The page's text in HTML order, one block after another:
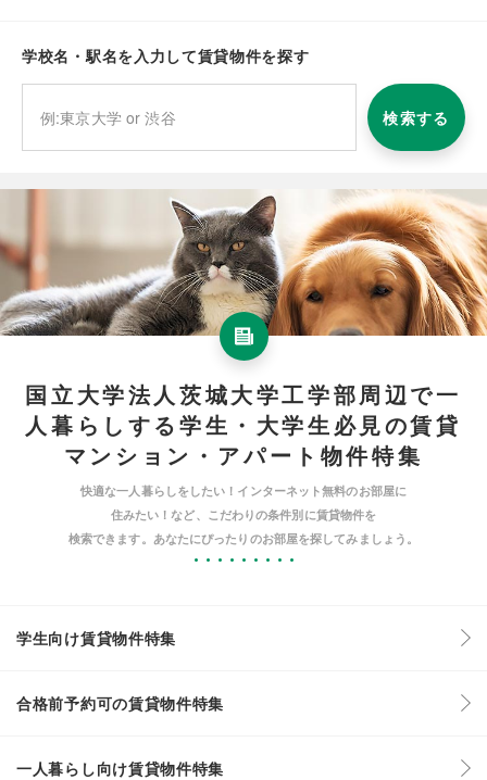
学校名・駅名を入力して賃貸物件を探す
検索する
国立大学法人茨城大学工学部周辺で一
人暮らしする学生・大学生必見の賃貸
マンション・アパート物件特集
快適な一人暮らしをしたい！インターネット無料のお部屋に
住みたい！など、こだわりの条件別に賃貸物件を
検索できます。あなたにぴったりのお部屋を探してみましょう。
学生向け賃貸物件特集
合格前予約可の賃貸物件特集
一人暮らし向け賃貸物件特集